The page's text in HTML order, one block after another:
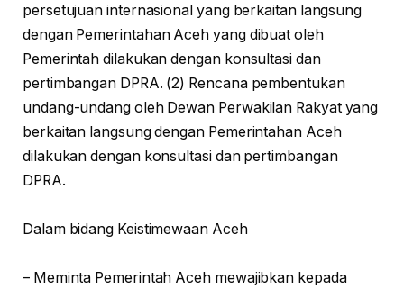
persetujuan internasional yang berkaitan langsung
dengan Pemerintahan Aceh yang dibuat oleh
Pemerintah dilakukan dengan konsultasi dan
pertimbangan DPRA. (2) Rencana pembentukan
undang-undang oleh Dewan Perwakilan Rakyat yang
berkaitan langsung dengan Pemerintahan Aceh
dilakukan dengan konsultasi dan pertimbangan
DPRA.
Dalam bidang Keistimewaan Aceh
– Meminta Pemerintah Aceh mewajibkan kepada